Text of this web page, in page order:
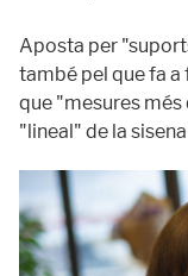
Aposta per
també pel que fa a
que "mesures
"lineal" de la